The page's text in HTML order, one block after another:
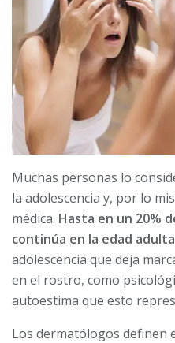
Muchas personas lo
la adolescencia y, por lo
médica. Hasta en un 20%
continúa en la edad adulta
adolescencia que deja
en el rostro, como
autoestima que esto
Los dermatólogos definen